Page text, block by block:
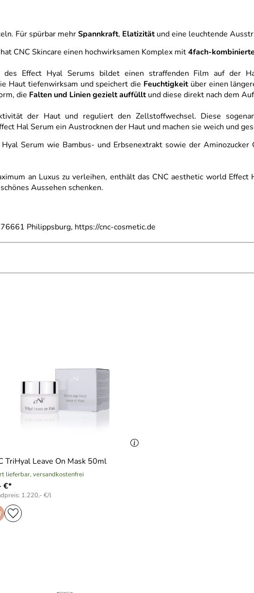
Für spürbar mehrSpannkraft, Elatizitätund eine leuchtende
CNC Skincare einen hochwirksamen Komplex mit4fach-
des Effect Hyal Serums bildet einen straffenden Film auf der
Haut tiefenwirksam und speichert die Feuchtigkeitüber einen
die Falten und Linien gezielt auffülltund diese direkt nach dem
der Haut und reguliert den Zellstoffwechsel. Diese
Hal Serum ein Austrocknen der Haut und machen sie weich und
Serum wie Bambus- und Erbsenextrakt sowie der
an Luxus zu verleihen, enthält das CNC aesthetic world
Aussehen schenken.
Philippsburg, https://cnc-cosmetic.de
TriHyal Leave On Mask 50ml
lieferbar, versandkostenfrei
€*
1.220,- €/l